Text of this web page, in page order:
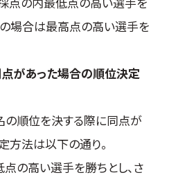
English
点の内最低点の高い選手を
の場合は最高点の高い選手を
点があった場合の順位決定
の順位を決する際に同点が
方法は以下の通り。
の高い選手を勝ちとし、さ